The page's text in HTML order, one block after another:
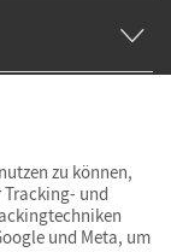
zu können,
und
und Meta, um